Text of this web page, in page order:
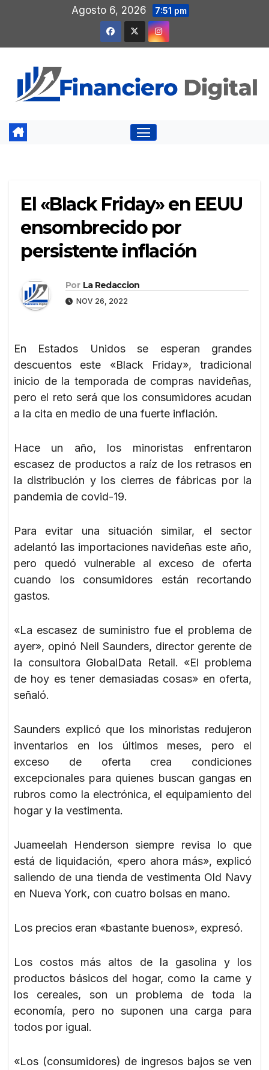
contenido
Agosto 6, 2026 7:51 pm
El «Black Friday» en EEUU
ensombrecido por
persistente inflación
Por La Redaccion
NOV 26, 2022
En Estados Unidos se esperan grandes
descuentos este «Black Friday», tradicional
inicio de la temporada de compras navideñas,
pero el reto será que los consumidores acudan
a la cita en medio de una fuerte inflación.
Hace un año, los minoristas enfrentaron
escasez de productos a raíz de los retrasos en
la distribución y los cierres de fábricas por la
pandemia de covid-19.
Para evitar una situación similar, el sector
adelantó las importaciones navideñas este año,
pero quedó vulnerable al exceso de oferta
cuando los consumidores están recortando
gastos.
«La escasez de suministro fue el problema de
ayer», opinó Neil Saunders, director gerente de
la consultora GlobalData Retail. «El problema
de hoy es tener demasiadas cosas» en oferta,
señaló.
Saunders explicó que los minoristas redujeron
inventarios en los últimos meses, pero el
exceso de oferta crea condiciones
excepcionales para quienes buscan gangas en
rubros como la electrónica, el equipamiento del
hogar y la vestimenta.
Juameelah Henderson siempre revisa lo que
está de liquidación, «pero ahora más», explicó
saliendo de una tienda de vestimenta Old Navy
en Nueva York, con cuatro bolsas en mano.
Los precios eran «bastante buenos», expresó.
Los costos más altos de la gasolina y los
productos básicos del hogar, como la carne y
los cereales, son un problema de toda la
economía, pero no suponen una carga para
todos por igual.
«Los (consumidores) de ingresos bajos se ven